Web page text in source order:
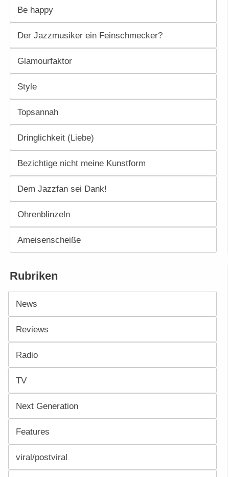
Be happy
Der Jazzmusiker ein Feinschmecker?
Glamourfaktor
Style
Topsannah
Dringlichkeit (Liebe)
Bezichtige nicht meine Kunstform
Dem Jazzfan sei Dank!
Ohrenblinzeln
Ameisenscheiße
Rubriken
News
Reviews
Radio
TV
Next Generation
Features
viral/postviral